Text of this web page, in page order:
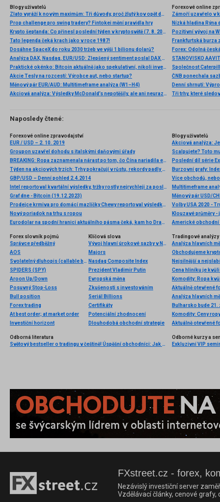
Blogy uživatelů
Zlato vyráží k novým maximům: Tři důvody, proč žlutý kov opět dominuje
Prop challenge pro swing tradery? Fintokei mění pravidla hry
Krypto šeptanda: Co přinesl poslední týden v kryptosvětě (7. 8. 2026)
Tato legenda čeká krach jako v roce 1987!
Dosáhne SpaceX do roku 2030 tržeb ve výši 1 bilionu dolarů?
Analýza DAX, Nasdaq, EUR/USD: Zlepšený sentiment poslal DAX na nová maxima
Praktické okénko: Bitcoin aktuálně jako spekulativní, nikoli investiční aktivum
Akcie Tesly na rozcestí: Výrobce aut, nebo startup?
Měnový pár EUR/AUD: Multitimeframe analýza (W1–H4)
Akciová analýza: Výsledky McDonald’s nepotěšily, ale ani neurazily. Jakou vizi společnost prezentovala?
Forexové online
Nízká hladina
Pozitivní vývoj na
Frankfurtská burza
Denní shrnutí:
Tři trhy, které
Naposledy čtené:
Forexové online zpravodajství
EUR / USD – 2. 10. 2019
Groupon uzavřel dohodu s italskými daňovými úřady
BREAKING: Ropa zaznamenala nárast po tom, čo Čína nariadila energetickým firmám „Zabezpečiť dodávky za každú cenu“
Týden na akciových trzích: Trhy pokračují v růstu, rekordy padly v Evropě i USA
GBP/USD – Denní pohled 2.4.2014
Intel reportoval kvartální výsledky, tržby rostly nejrychleji za posledních 15 let
Graf dne - Bitcoin (19.12.2023)
Prodejce krmiva pro domácí mazlíčky Chewy reportoval výsledky za 1Q
Nový poriadok na trhu s ropou
Eurodolar na spodní hranici aktuálního pásma čeká, kam ho Draghi nasměruje
Blogy uživatelů
Scalpujete? Toto
Poslední díl série
Více obchodů,
Multitimeframe
Měnový pár USD/
Klouzavé průměry
Americké obchodní
Forex slovník pojmů
Správce předběžný
AOS
Svolatelný dluhopis (callable bond)
SPIDERS (SPY)
Aroon Up/Down
Posuvný Stop-Loss
Bull position
Forex trading
At best order; at market order
Investiční horizont
Klíčová slova
Vývoj hlavní úrokové sazby v Norsku
Majors
Nasdaq Composite Index
Prezident Vladimir Putin
Evropská měna
Zkušenosti s investováním
Seriál Billions
Certifikáty
Potenciální zhodnocení
Dlouhodobá obchodní strategie
Tradingové analýzy
Analýza hlavních
Nejsilnější a
Aktuálně otevřené
Analýza hlavních
Bulharsko bude 21.
Aktuálně otevřené
Odborná literatura
Světový bestseller o tradingu v češtině! Úspěšní obchodníci: Jak běžní lidé porážejí Wall Street v jeho vlastní hře
Odborné kurzy a
Exkluzivní VIP
FXstreet.cz - forex,
Nezávislý investiční server
Vzdělávací články, cenové